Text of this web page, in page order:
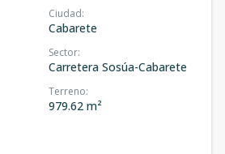
Ciudad:
Cabarete
Sector:
Carretera Sosúa-Cabarete
Terreno:
979.62 m²